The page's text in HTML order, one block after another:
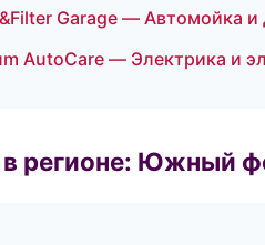
Garage — Автомойка и
AutoCare — Электрика и
регионе: Южный